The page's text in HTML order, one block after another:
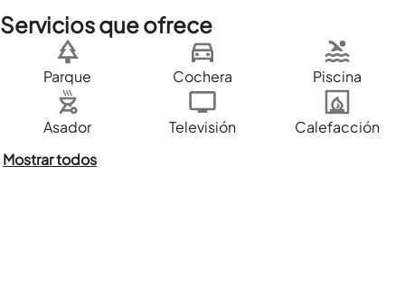
Servicios que ofrece
Parque Cochera Piscina
Asador Televisión
Calefacción
Mostrar todos